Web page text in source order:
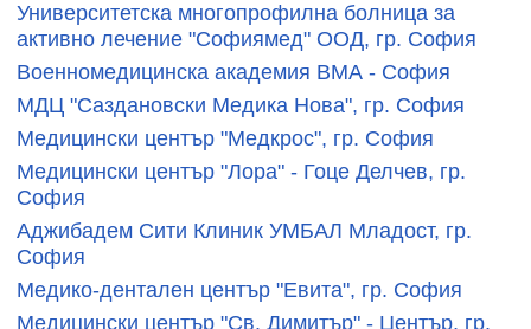
Университетска многопрофилна болница за
активно лечение "Софиямед" ООД, гр. София
Военномедицинска академия ВМА - София
МДЦ "Саздановски Медика Нова", гр. София
Медицински център "Медкрос", гр. София
Медицински център "Лора" - Гоце Делчев, гр.
София
Аджибадем Сити Клиник УМБАЛ Младост, гр.
София
Медико-дентален център "Евита", гр. София
Медицински център "Св. Димитър" - Център, гр.